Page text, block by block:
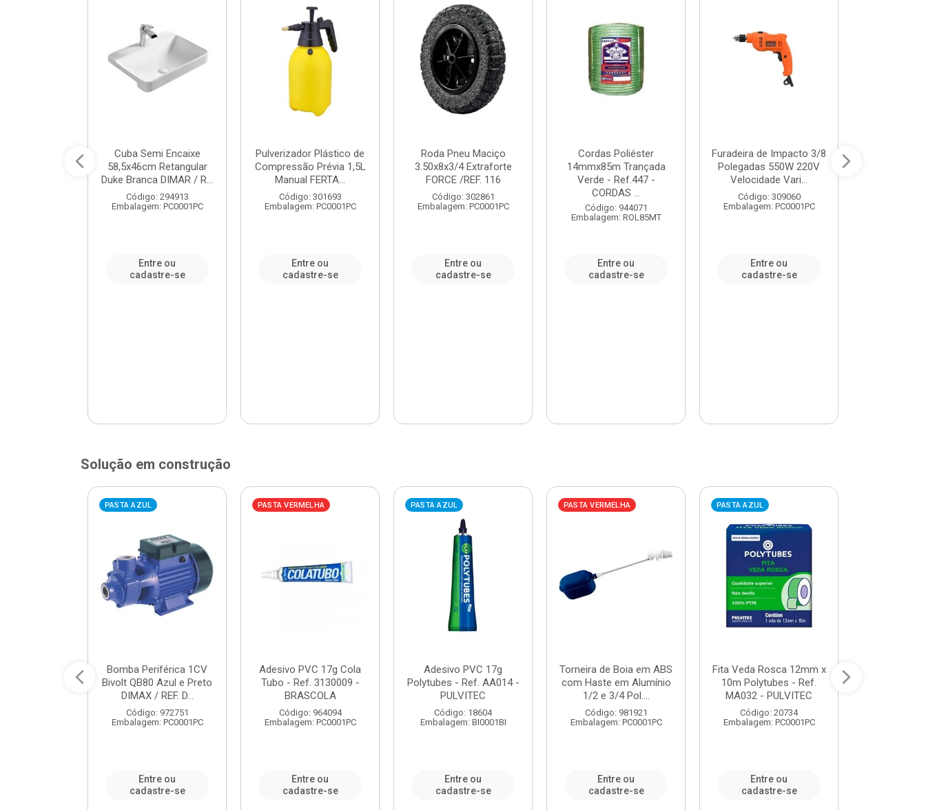
Cuba Semi Encaixe
58,5x46cm Retangular
Duke Branca DIMAR / R...
Código: 294913
Embalagem: PC0001PC
Entre ou
cadastre-se
Pulverizador Plástico de
Compressão Prévia 1,5L
Manual FERTA...
Código: 301693
Embalagem: PC0001PC
Entre ou
cadastre-se
Roda Pneu Maciço
3.50x8x3/4 Extraforte
FORCE /REF. 116
Código: 302861
Embalagem: PC0001PC
Entre ou
cadastre-se
Cordas Poliéster
14mmx85m Trançada
Verde - Ref.447 -
CORDAS ...
Código: 944071
Embalagem: ROL85MT
Entre ou
cadastre-se
Furadeira de Impacto 3/8
Polegadas 550W 220V
Velocidade Vari...
Código: 309060
Embalagem: PC0001PC
Entre ou
cadastre-se
Solução em construção
PASTA AZUL
Bomba Periférica 1CV
Bivolt QB80 Azul e Preto
DIMAX / REF. D...
Código: 972751
Embalagem: PC0001PC
Entre ou
cadastre-se
PASTA VERMELHA
Adesivo PVC 17g Cola
Tubo - Ref. 3130009 -
BRASCOLA
Código: 964094
Embalagem: PC0001PC
Entre ou
cadastre-se
PASTA AZUL
Adesivo PVC 17g
Polytubes - Ref. AA014 -
PULVITEC
Código: 18604
Embalagem: BI0001BI
Entre ou
cadastre-se
PASTA VERMELHA
Torneira de Boia em ABS
com Haste em Alumínio
1/2 e 3/4 Pol....
Código: 981921
Embalagem: PC0001PC
Entre ou
cadastre-se
PASTA AZUL
Fita Veda Rosca 12mm x
10m Polytubes - Ref.
MA032 - PULVITEC
Código: 20734
Embalagem: PC0001PC
Entre ou
cadastre-se